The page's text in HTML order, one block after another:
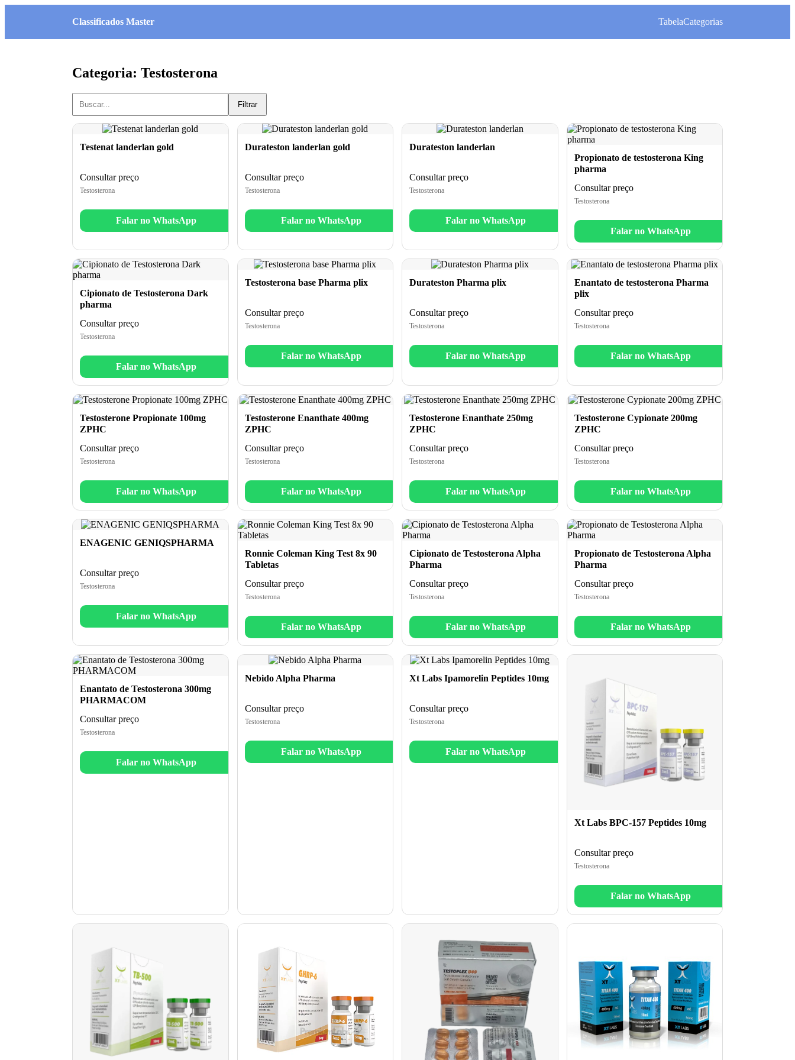
Classificados Master TabelaCategorias
Categoria: Testosterona
Filtrar
Testenat landerlan gold
Consultar preço
Testosterona
Falar no WhatsApp
Durateston landerlan gold
Consultar preço
Testosterona
Falar no WhatsApp
Durateston landerlan
Consultar preço
Testosterona
Falar no WhatsApp
Propionato de testosterona King
pharma
Consultar preço
Testosterona
Falar no WhatsApp
Cipionato de Testosterona Dark
pharma
Consultar preço
Testosterona
Falar no WhatsApp
Testosterona base Pharma plix
Consultar preço
Testosterona
Falar no WhatsApp
Durateston Pharma plix
Consultar preço
Testosterona
Falar no WhatsApp
Enantato de testosterona Pharma
plix
Consultar preço
Testosterona
Falar no WhatsApp
Testosterone Propionate 100mg
ZPHC
Consultar preço
Testosterona
Falar no WhatsApp
Testosterone Enanthate 400mg
ZPHC
Consultar preço
Testosterona
Falar no WhatsApp
Testosterone Enanthate 250mg
ZPHC
Consultar preço
Testosterona
Falar no WhatsApp
Testosterone Cypionate 200mg
ZPHC
Consultar preço
Testosterona
Falar no WhatsApp
ENAGENIC GENIQSPHARMA
Consultar preço
Testosterona
Falar no WhatsApp
Ronnie Coleman King Test 8x 90
Tabletas
Consultar preço
Testosterona
Falar no WhatsApp
Cipionato de Testosterona Alpha
Pharma
Consultar preço
Testosterona
Falar no WhatsApp
Propionato de Testosterona Alpha
Pharma
Consultar preço
Testosterona
Falar no WhatsApp
Enantato de Testosterona 300mg
PHARMACOM
Consultar preço
Testosterona
Falar no WhatsApp
Nebido Alpha Pharma
Consultar preço
Testosterona
Falar no WhatsApp
Xt Labs Ipamorelin Peptides 10mg
Consultar preço
Testosterona
Falar no WhatsApp
Xt Labs BPC-157 Peptides 10mg
Consultar preço
Testosterona
Falar no WhatsApp